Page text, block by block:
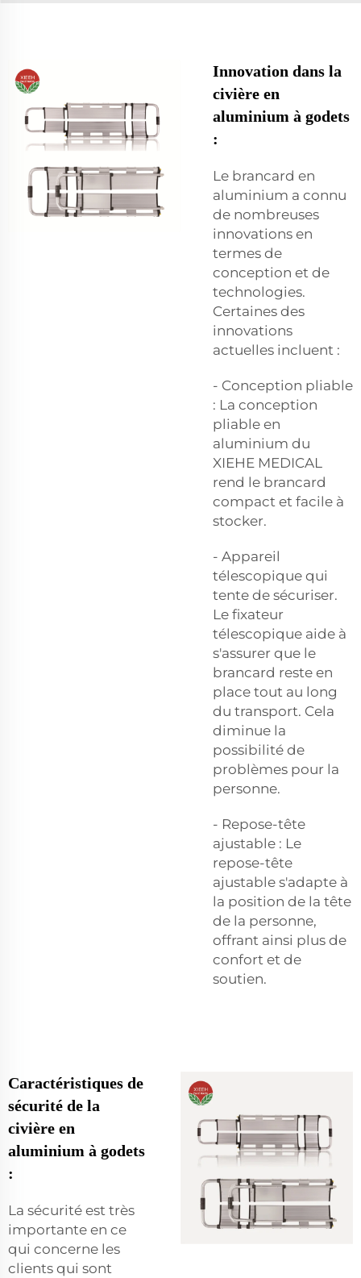
Innovation dans la
civière en
aluminium à godets
:
Le brancard en
aluminium a connu
de nombreuses
innovations en
termes de
conception et de
technologies.
Certaines des
innovations
actuelles incluent :
- Conception pliable
: La conception
pliable en
aluminium du
XIEHE MEDICAL
rend le brancard
compact et facile à
stocker.
- Appareil
télescopique qui
tente de sécuriser.
Le fixateur
télescopique aide à
s'assurer que le
brancard reste en
place tout au long
du transport. Cela
diminue la
possibilité de
problèmes pour la
personne.
- Repose-tête
ajustable : Le
repose-tête
ajustable s'adapte à
la position de la tête
de la personne,
offrant ainsi plus de
confort et de
soutien.
Caractéristiques de
sécurité de la
civière en
aluminium à godets
:
La sécurité est très
importante en ce
qui concerne les
clients qui sont